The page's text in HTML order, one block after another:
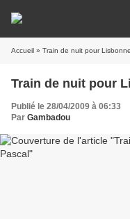
Accueil » Train de nuit pour
Train de nuit pour
Publié le 28/04/2009 à 06:33
Par Gambadou